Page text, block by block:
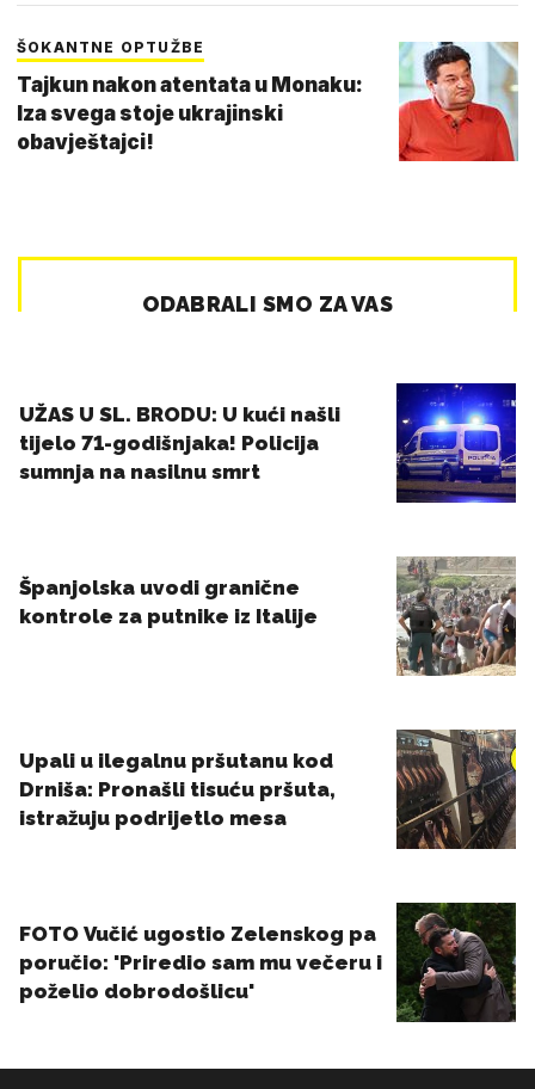
ŠOKANTNE OPTUŽBE
Tajkun nakon atentata u Monaku:
Iza svega stoje ukrajinski
obavještajci!